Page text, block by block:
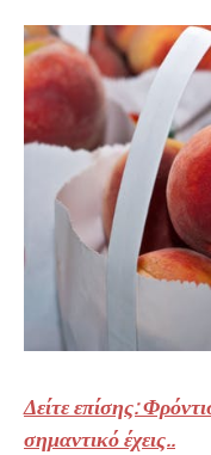
Δείτε επίσης:
σημαντικό έχεις..